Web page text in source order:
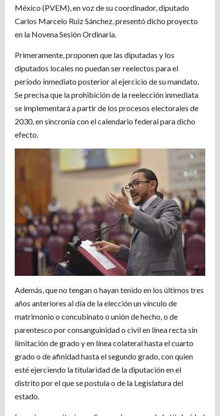
México (PVEM), en voz de su coordinador, diputado
Carlos Marcelo Ruiz Sánchez, presentó dicho proyecto
en la Novena Sesión Ordinaria.
Primeramente, proponen que las diputadas y los
diputados locales no puedan ser reelectos para el
período inmediato posterior al ejercicio de su mandato.
Se precisa que la prohibición de la reelección inmediata
se implementará a partir de los procesos electorales de
2030, en sincronía con el calendario federal para dicho
efecto.
Además, que no tengan o hayan tenido en los últimos tres
años anteriores al día de la elección un vínculo de
matrimonio o concubinato o unión de hecho, o de
parentesco por consanguinidad o civil en línea recta sin
limitación de grado y en línea colateral hasta el cuarto
grado o de afinidad hasta el segundo grado, con quien
esté ejerciendo la titularidad de la diputación en el
distrito por el que se postula o de la Legislatura del
estado.